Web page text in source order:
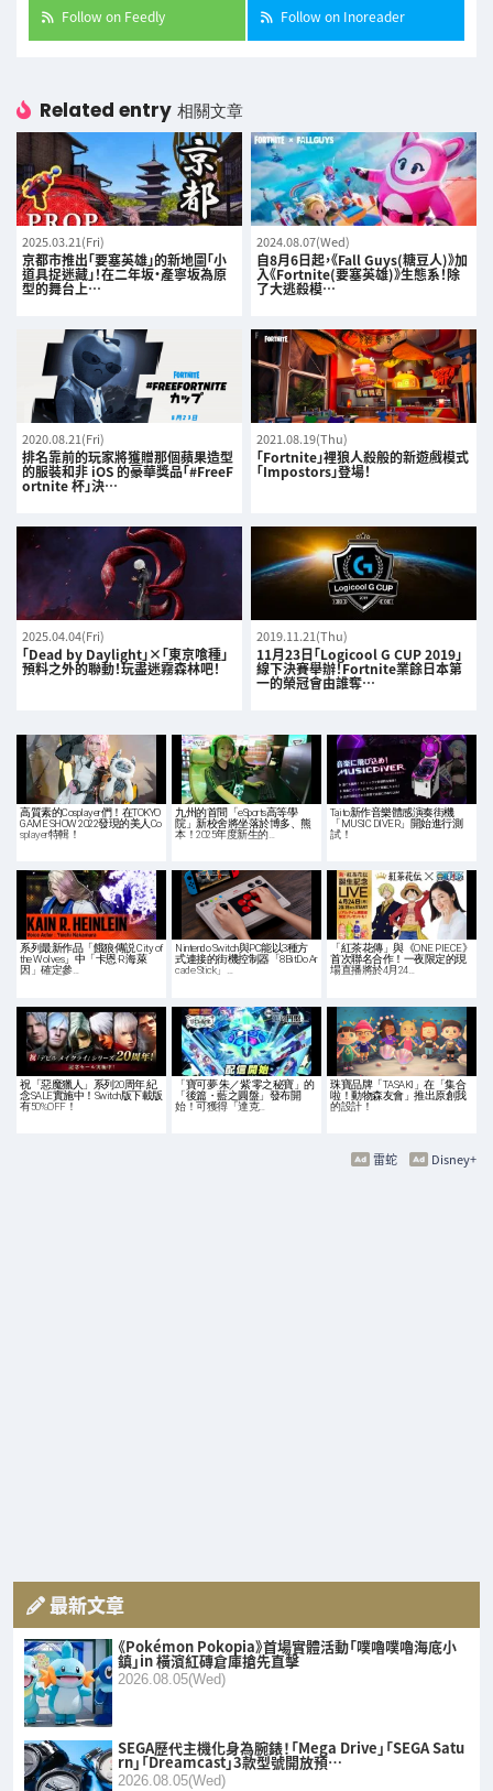
Follow on Feedly Follow on Inoreader
Related entry 相關文章
2025.03.21(Fri)
京都市推出「要塞英雄」的新地圖「小
道具捉迷藏」！在二年坂・產寧坂為原
型的舞台上…
2024.08.07(Wed)
自8月6日起，《Fall Guys(糖豆人)》加
入《Fortnite(要塞英雄)》生態系！除
了大逃殺模…
2020.08.21(Fri)
排名靠前的玩家將獲贈那個蘋果造型
的服裝和非 iOS 的豪華獎品「#FreeF
ortnite 杯」決…
2021.08.19(Thu)
「Fortnite」裡狼人殺般的新遊戲模式
「Impostors」登場！
2025.04.04(Fri)
「Dead by Daylight」×「東京喰種」
預料之外的聯動！玩盡迷霧森林吧！
2019.11.21(Thu)
11月23日「Logicool G CUP 2019」
線下決賽舉辦！Fortnite業餘日本第
一的榮冠會由誰奪…
高質素的Cosplayer們！在TOKYO
GAME SHOW 2022發現的美人Co
splayer特輯！
九州的首間「eSports高等學
院」新校舍將坐落於博多、熊
本！2025年度新生的…
Taito新作音樂體感演奏街機
「MUSIC DIVER」開始進行測
試！
系列最新作品「餓狼傳説 City of
the Wolves」中「卡恩·R·海萊
因」確定參…
Nintendo Switch與PC能以3種方
式連接的街機控制器「8BitDo Ar
cade Stick」…
「紅茶花傳」與《ONE PIECE》
首次聯名合作！一夜限定的現
場直播將於4月24…
祝「惡魔獵人」系列20周年 紀
念SALE實施中！Switch版下載版
有50%OFF！
「寶可夢 朱／紫 零之秘寶」的
「後篇・藍之圓盤」發布開
始！可獲得「達克…
珠寶品牌「TASAKI」在「集合
啦！動物森友會」推出原創我
的設計！
Disney+
雷蛇
最新文章
《Pokémon Pokopia》首場實體活動「噗嚕噗嚕海底小
鎮」in 橫濱紅磚倉庫搶先直擊
2026.08.05(Wed)
SEGA歷代主機化身為腕錶！「Mega Drive」「SEGA Satu
rn」「Dreamcast」3款型號開放預…
2026.08.05(Wed)